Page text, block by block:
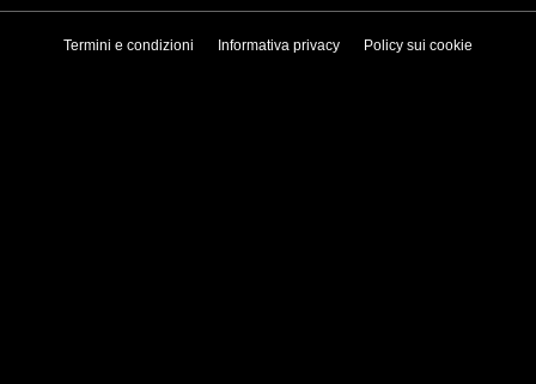
Termini e condizioni Informativa privacy Policy sui cookie